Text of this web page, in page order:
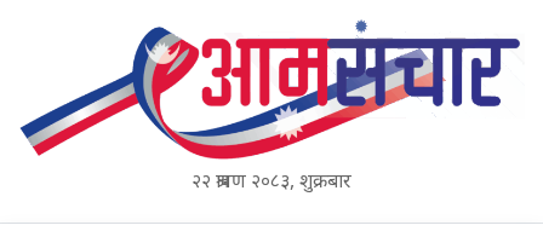
२२ श्रावण २०८३, शुक्रबार